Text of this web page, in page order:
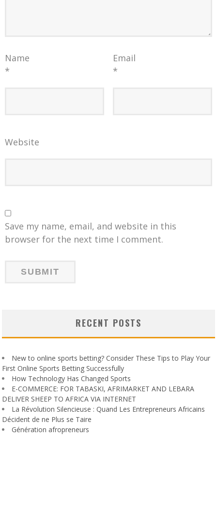
Name
*
Email
*
Website
Save my name, email, and website in this
browser for the next time I comment.
RECENT POSTS
New to online sports betting? Consider These Tips to Play Your
First Online Sports Betting Successfully
How Technology Has Changed Sports
E-COMMERCE: FOR TABASKI, AFRIMARKET AND LEBARA
DELIVER SHEEP TO AFRICA VIA INTERNET
La Révolution Silencieuse : Quand Les Entrepreneurs Africains
Décident de ne Plus se Taire
Génération afropreneurs